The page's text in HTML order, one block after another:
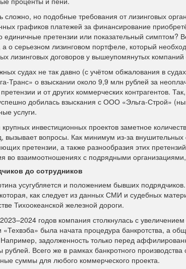
сложно, но подобные требования от лизинговых
графиков платежей за финансирование
единичные претензии или показательный симптом?
а о серьезном лизинговом портфеле, который
лизинговых договоров у вышеупомянутых компаний
судах не так давно (с учётом обжалования в
Транс» о взыскании около 9,9 млн рублей за
и от других коммерческих контрагентов.
добилась взыскания с ООО «Эльга-Строй»
услуги.
инвестиционных проектов заметное
вызывает вопросы. Как минимум из-за
претензии, а также разнообразия этих
во взаимоотношениях с подрядными
до сотрудников
усугубляется и положением бывших
как следует из данных СМИ и судебных
Тихоокеанской железной дороги.
годов компания столкнулась с
была начата процедура банкротства, а
задолженность только перед
Всего же в рамках банкротного
суммы для любого коммерческого проекта.